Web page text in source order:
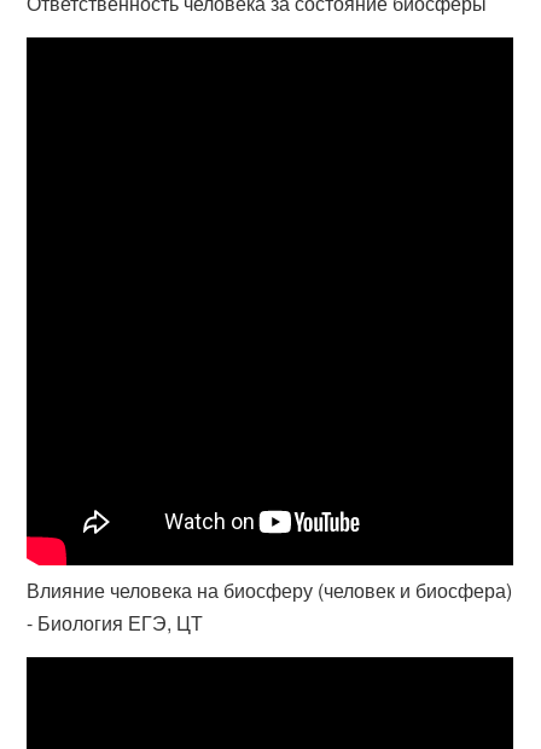
Влияние человека на биосферу (человек и биосфера)
- Биология ЕГЭ, ЦТ